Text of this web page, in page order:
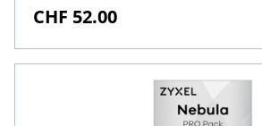
CHF 52.00